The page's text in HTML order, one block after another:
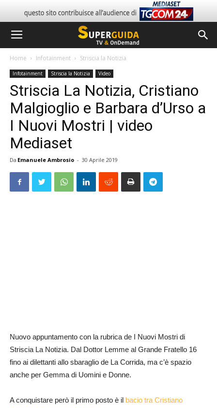
Home Infotainment Striscia la Notizia
Infotainment Striscia la Notizia Video
Striscia La Notizia, Cristiano
Malgioglio e Barbara d’Urso a
I Nuovi Mostri | video
Mediaset
Da Emanuele Ambrosio - 30 Aprile 2019
Nuovo appuntamento con la rubrica de I Nuovi Mostri di
Striscia La Notizia. Dal Dottor Lemme al Grande Fratello 16
fino ai dilettanti allo sbaraglio de La Corrida, ma c’è spazio
anche per Gemma di Uomini e Donne.
A conquistare però il primo posto è il bacio tra Cristiano